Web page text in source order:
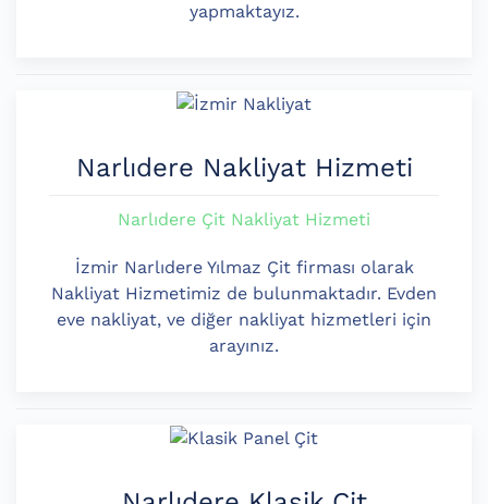
yapmaktayız.
Narlıdere Nakliyat Hizmeti
Narlıdere Çit Nakliyat Hizmeti
İzmir Narlıdere Yılmaz Çit firması olarak
Nakliyat Hizmetimiz de bulunmaktadır. Evden
eve nakliyat, ve diğer nakliyat hizmetleri için
arayınız.